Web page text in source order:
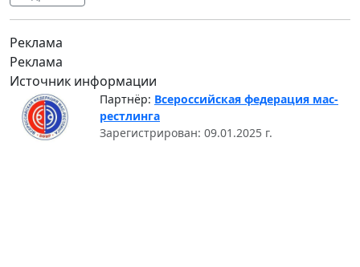
Реклама
Реклама
Источник информации
Партнёр: Всероссийская федерация мас-
рестлинга
Зарегистрирован: 09.01.2025 г.